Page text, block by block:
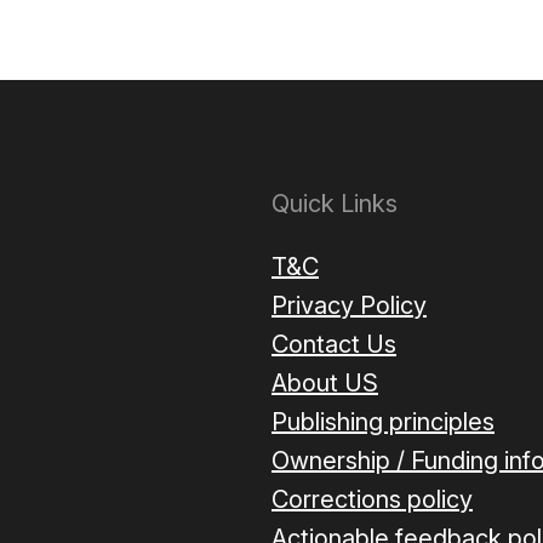
Quick Links
T&C
Privacy Policy
Contact Us
About US
Publishing principles
Ownership / Funding info
Corrections policy